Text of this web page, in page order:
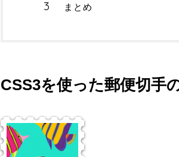
まとめ
CSS3を使った郵便切手